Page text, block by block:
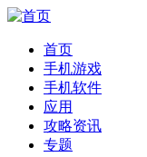
首页
手机游戏
手机软件
应用
攻略资讯
专题